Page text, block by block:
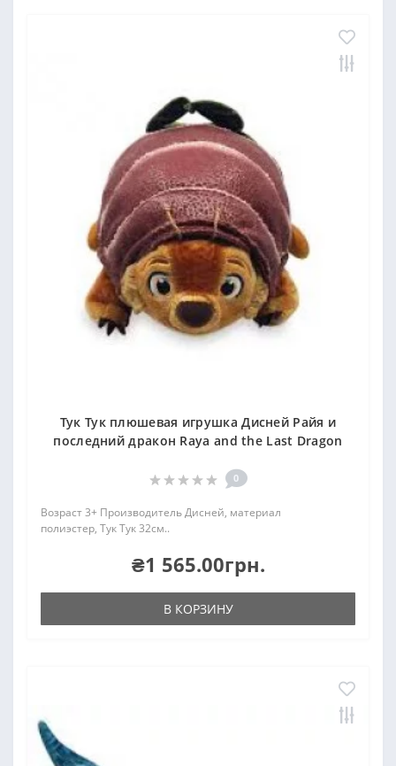
Тук Тук плюшевая игрушка Дисней Райя и
последний дракон Raya and the Last Dragon
0
Возраст 3+ Производитель Дисней, материал
полиэстер, Тук Тук 32см..
₴1 565.00грн.
В КОРЗИНУ